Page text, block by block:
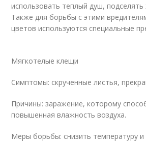
использовать теплый душ,
Также для борьбы с этими
цветов используются специальные
Мягкотелые клещи
Симптомы: скрученные листья,
Причины: заражение, которому
повышенная влажность воздуха.
Меры борьбы: снизить температуру